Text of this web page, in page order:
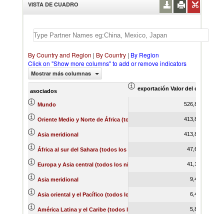
VISTA DE CUADRO
By Country and Region | By Country | By Region
Click on "Show more columns" to add or remove indicators
Mostrar más columnas
asociados exportación Valor del comercio
Mundo 526,834.96
Oriente Medio y Norte de África (todos los niveles de ingreso)413,885.73
Asia meridional 413,885.73
África al sur del Sahara (todos los niveles de ingreso) 47,613.95
Europa y Asia central (todos los niveles de ingreso) 41,155.32
Asia meridional 9,474.24
Asia oriental y el Pacífico (todos los niveles de ingreso) 6,417.71
América Latina y el Caribe (todos los niveles de ingreso) 5,803.02